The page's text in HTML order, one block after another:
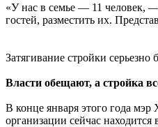
«У нас в семье — 11 человек,
гостей, разместить их.
Затягивание стройки
Власти обещают, а стройка
В конце января этого года мэр
организации сейчас находится